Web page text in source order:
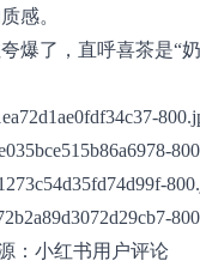
感。
爆了，直呼喜茶是“
：小红书用户评论